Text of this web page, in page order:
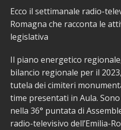
Ecco il settimanale radio-
Romagna che racconta le
legislativa
Il piano energetico
bilancio regionale per il
tutela dei cimiteri
time presentati in Aula.
nella 36° puntata di
radio-televisivo dell’Emilia-